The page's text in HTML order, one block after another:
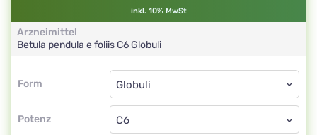
inkl. 10% MwSt
Arzneimittel
Betula pendula e foliisC6Globuli
Form
Form
Potenz
Globuli
C6